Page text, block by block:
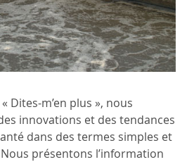
Dites-m’en plus », nous
innovations et des tendances
dans des termes simples et
présentons l’information